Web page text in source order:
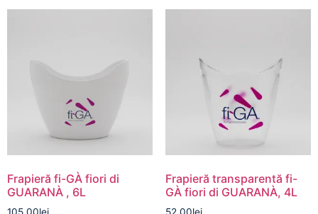
Frapieră fi-GÀ fiori di
GUARANÀ , 6L
105.00lei
Frapieră transparentă fi-
GÀ fiori di GUARANÀ, 4L
52.00lei